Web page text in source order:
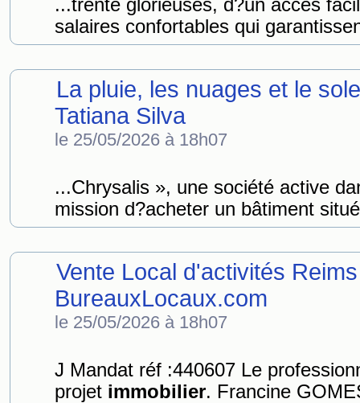
...trente glorieuses, d?un accès
salaires confortables qui
La pluie, les nuages et le
Tatiana Silva
le 25/05/2026 à 18h07
...Chrysalis », une société active
mission d?acheter un bâtiment
Vente Local d'activités
BureauxLocaux.com
le 25/05/2026 à 18h07
J Mandat réf :440607 Le
projet immobilier. Francine